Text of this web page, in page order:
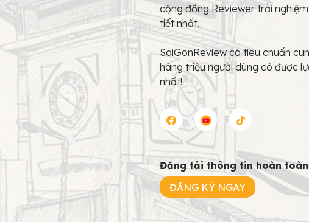
cộng đồng Reviewer trải
tiết nhất.
SaiGonReview có tiêu chuẩn
hàng triệu người dùng có được
nhất!
Đăng tải thông tin hoàn toàn
ĐĂNG KÝ NGAY